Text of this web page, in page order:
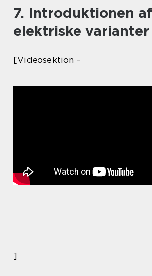
7. Introduktionen af
elektriske varianter
[Videosektion –
]